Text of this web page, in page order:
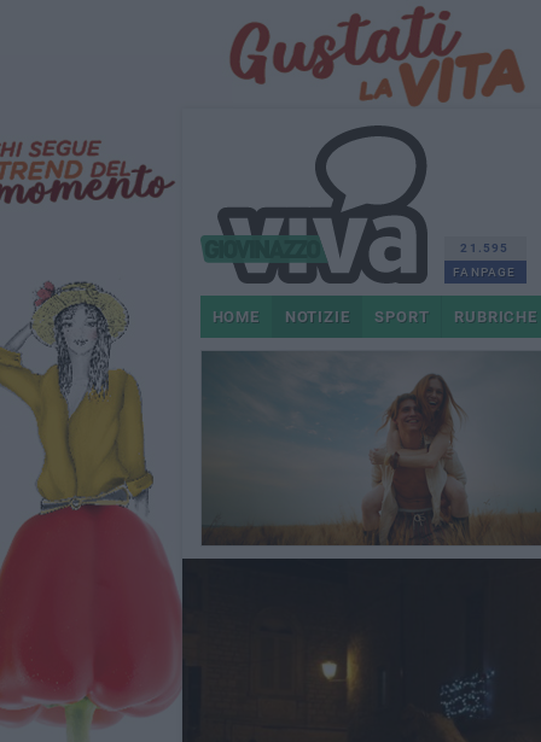
21.595
FANPAGE
HOME NOTIZIE SPORT RUBRICHE